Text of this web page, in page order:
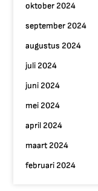
oktober 2024
september 2024
augustus 2024
juli 2024
juni 2024
mei 2024
april 2024
maart 2024
februari 2024